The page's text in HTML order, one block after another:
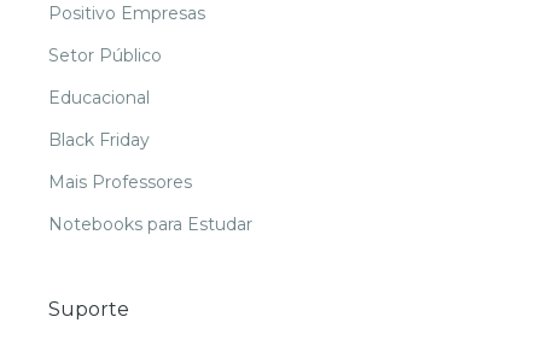
Positivo Empresas
Setor Público
Educacional
Black Friday
Mais Professores
Notebooks para Estudar
Suporte